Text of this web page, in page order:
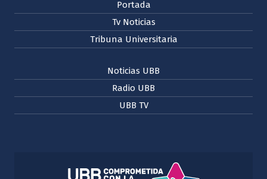
Portada
Tv Noticias
Tribuna Universitaria
Noticias UBB
Radio UBB
UBB TV